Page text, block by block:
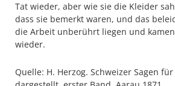
Tat wieder, aber wie sie die Kleider
dass sie bemerkt waren, und das
die Arbeit unberührt liegen und
wieder.
Quelle: H. Herzog. Schweizer Sagen